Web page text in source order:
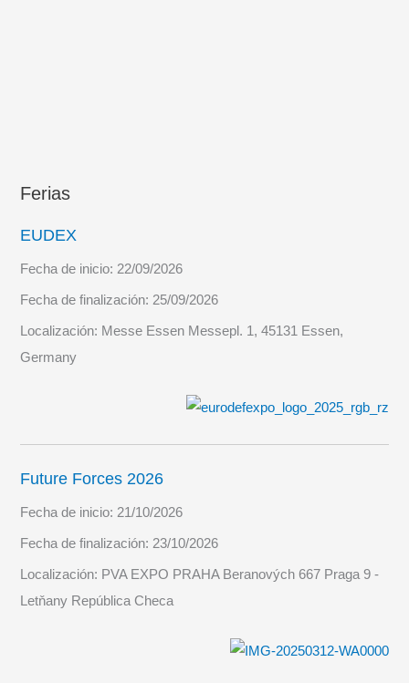
Ferias
EUDEX
Fecha de inicio:22/09/2026
Fecha de finalización:25/09/2026
Localización: Messe Essen Messepl. 1, 45131 Essen,
Germany
Future Forces 2026
Fecha de inicio: 21/10/2026
Fecha de finalización: 23/10/2026
Localización: PVA EXPO PRAHA Beranových 667 Praga 9 -
Letňany República Checa